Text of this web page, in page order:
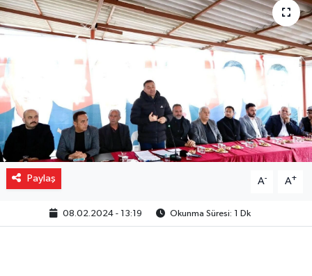
Paylaş A- A+
08.02.2024 - 13:19 Okunma Süresi: 1 Dk
Gündem
Politika
Turizm